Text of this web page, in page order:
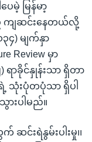
မဲ့ မြန်မာ့
ကျဆင်းနေတယ်လို့
) မျက်နှာ
Review မှာ
ရာခိုင်နှုန်းသာ ရှိတာ
ရဲ့ သုံးပုံတပုံသာ ရှိပါ
ားပါမည်။
င်းရဲနွမ်းပါးမှု၊၊